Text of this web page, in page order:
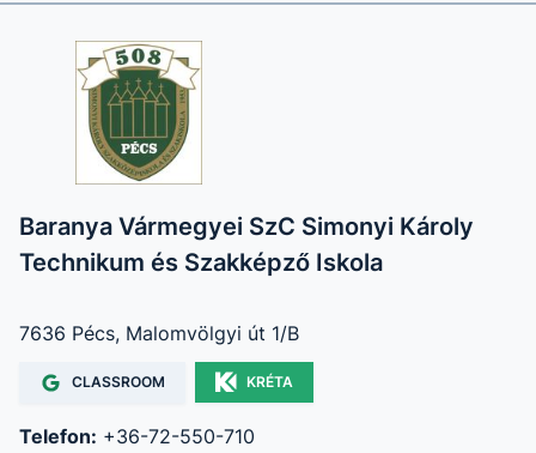
Baranya Vármegyei SzC Simonyi Károly
Technikum és Szakképző Iskola
7636 Pécs, Malomvölgyi út 1/B
CLASSROOM KRÉTA
Telefon: +36-72-550-710